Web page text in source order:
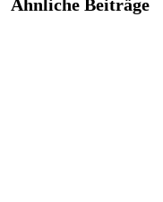
Ähnliche Beiträge